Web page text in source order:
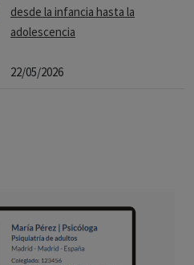
desde la infancia hasta la
adolescencia
22/05/2026